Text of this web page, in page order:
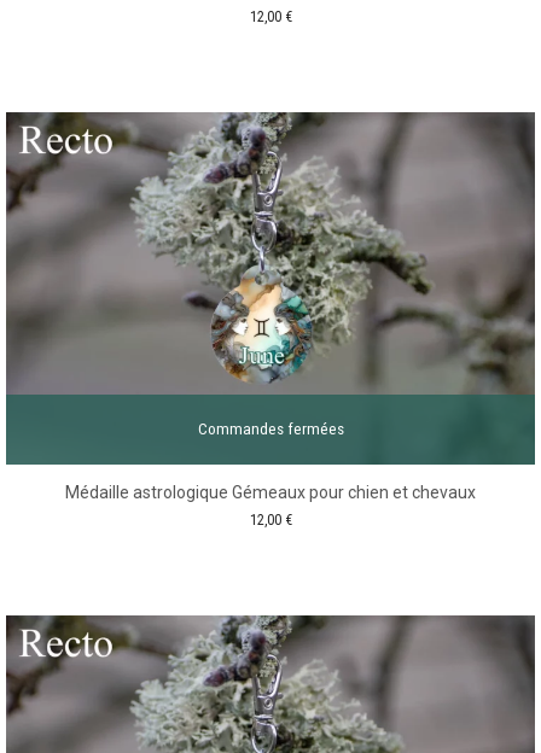
12,00 €
Commandes fermées
Médaille astrologique Gémeaux pour chien et chevaux
12,00 €